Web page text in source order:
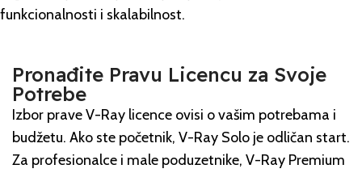
funkcionalnosti i skalabilnost.
Pronađite Pravu Licencu za Svoje
Potrebe
Izbor prave V-Ray licence ovisi o vašim potrebama i
budžetu. Ako ste početnik, V-Ray Solo je odličan start.
Za profesionalce i male poduzetnike, V-Ray Premium